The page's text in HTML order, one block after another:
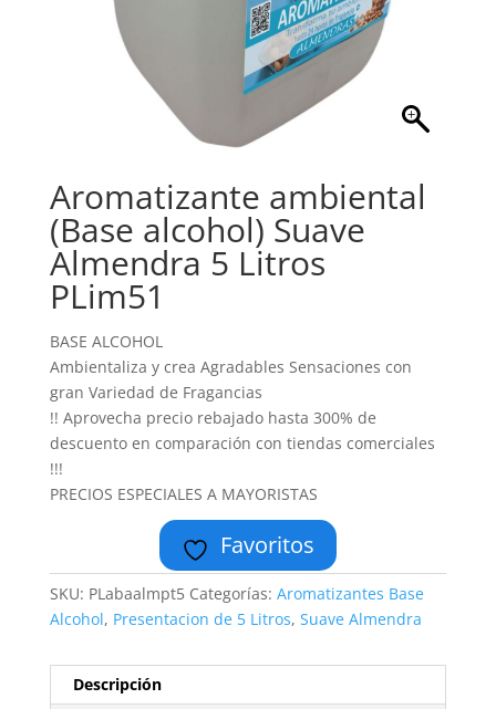
Aromatizante ambiental
(Base alcohol) Suave
Almendra 5 Litros
PLim51
BASE ALCOHOL
Ambientaliza y crea Agradables Sensaciones con
gran Variedad de Fragancias
!! Aprovecha precio rebajado hasta 300% de
descuento en comparación con tiendas comerciales
!!!
PRECIOS ESPECIALES A MAYORISTAS
Favoritos
SKU: PLabaalmpt5 Categorías: Aromatizantes Base
Alcohol, Presentacion de 5 Litros, Suave Almendra
Descripción